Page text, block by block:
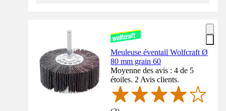
Meuleuse éventail Wolfcraft Ø
80 mm grain 60
Moyenne des avis : 4 de 5
étoiles. 2 Avis clients.